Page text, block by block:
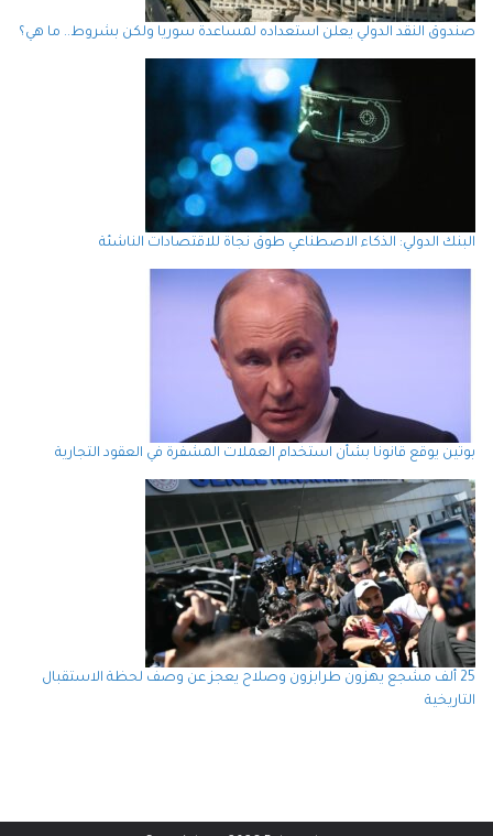
صندوق النقد الدولي يعلن استعداده لمساعدة سوريا ولكن بشروط.. ما هي؟
البنك الدولي: الذكاء الاصطناعي طوق نجاة للاقتصادات الناشئة
بوتين يوقع قانونا بشأن استخدام العملات المشفرة في العقود التجارية
25 ألف مشجع يهزون طرابزون وصلاح يعجز عن وصف لحظة الاستقبال
التاريخية